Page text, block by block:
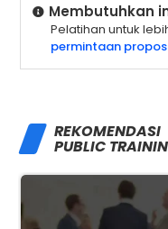
Membutuhkan
Pelatihan untuk
permintaan
REKOMENDASI
PUBLIC